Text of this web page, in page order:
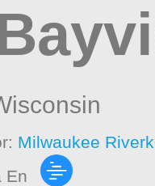
Milwaukee
En